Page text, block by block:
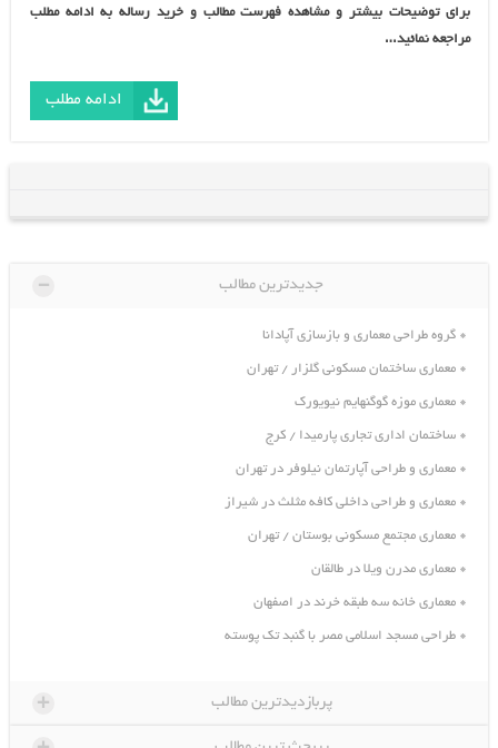
برای توضیحات بیشتر و مشاهده فهرست مطالب و خرید رساله به ادامه مطلب
مراجعه نمائید…
ادامه مطلب
جدیدترین مطالب -
گروه طراحی معماری و بازسازی آپادانا
معماری ساختمان مسکونی گلزار / تهران
معماری موزه گوگنهایم نیویورک
ساختمان اداری تجاری پارمیدا / کرج
معماری و طراحی آپارتمان نیلوفر در تهران
معماری و طراحی داخلی کافه مثلث در شیراز
معماری مجتمع مسکونی بوستان / تهران
معماری مدرن ویلا در طالقان
معماری خانه سه طبقه خرند در اصفهان
طراحی مسجد اسلامی مصر با گنبد تک پوسته
پربازدیدترین مطالب +